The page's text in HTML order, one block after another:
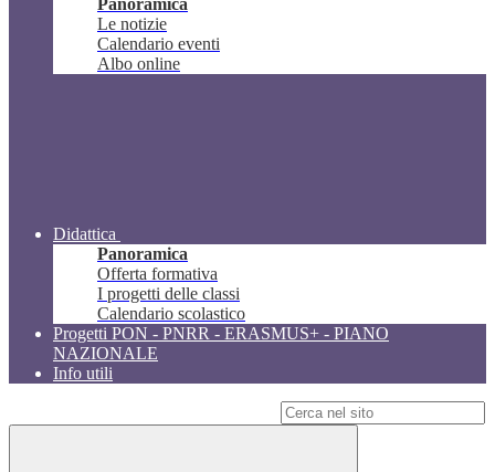
Panoramica
Le notizie
Calendario eventi
Albo online
Didattica
Panoramica
Offerta formativa
I progetti delle classi
Calendario scolastico
Progetti PON - PNRR - ERASMUS+ - PIANO
NAZIONALE
Info utili